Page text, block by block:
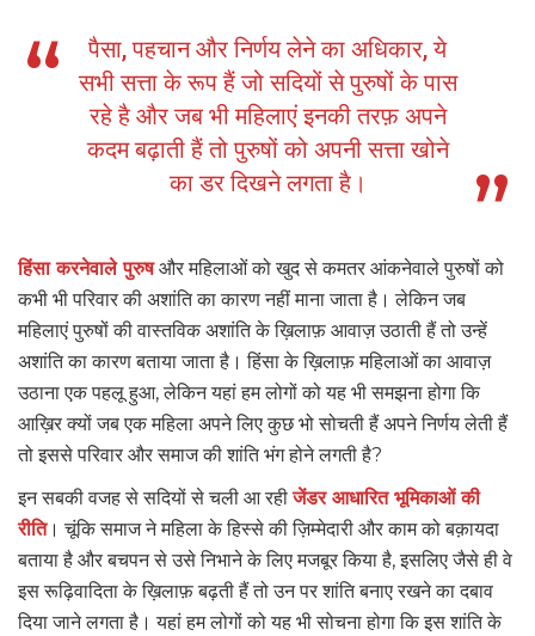
पैसा, पहचान और निर्णय लेने का अधिकार, ये
सभी सत्ता के रूप हैं जो सदियों से पुरुषों के पास
रहे है और जब भी महिलाएं इनकी तरफ़ अपने
कदम बढ़ाती हैं तो पुरुषों को अपनी सत्ता खोने
का डर दिखने लगता है।
हिंसा करनेवाले पुरुषऔर महिलाओं को खुद से कमतर आंकनेवाले पुरुषों को
कभी भी परिवार की अशांति का कारण नहीं माना जाता है। लेकिन जब
महिलाएं पुरुषों की वास्तविक अशांति के ख़िलाफ़ आवाज़ उठाती हैं तो उन्हें
अशांति का कारण बताया जाता है। हिंसा के ख़िलाफ़ महिलाओं का आवाज़
उठाना एक पहलू हुआ, लेकिन यहां हम लोगों को यह भी समझना होगा कि
आख़िर क्यों जब एक महिला अपने लिए कुछ भो सोचती हैं अपने निर्णय लेती हैं
तो इससे परिवार और समाज की शांति भंग होने लगती है?
इन सबकी वजह से सदियों से चली आ रहीजेंडर आधारित भूमिकाओं की
रीति। चूंकि समाज ने महिला के हिस्से की ज़िम्मेदारी और काम को बक़ायदा
बताया है और बचपन से उसे निभाने के लिए मजबूर किया है, इसलिए जैसे ही वे
इस रूढ़िवादिता के ख़िलाफ़ बढ़ती हैं तो उन पर शांति बनाए रखने का दबाव
दिया जाने लगता है। यहां हम लोगों को यह भी सोचना होगा कि इस शांति के